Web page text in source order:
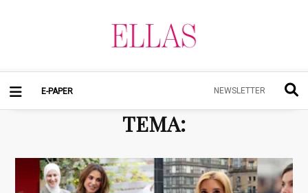
E-PAPER NEWSLETTER
TEMA: